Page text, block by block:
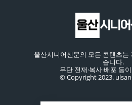
울산시니어신문의 모든 콘텐츠는
습니다.
무단 전재·복사·배포 등
© Copyright 2023.